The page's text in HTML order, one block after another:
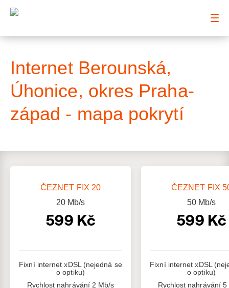
Internet Berounská,
Úhonice, okres Praha-
západ - mapa pokrytí
ČEZNET FIX 20
20Mb/s
599 Kč
Fixní internet xDSL (nejedná se
o optiku)
Rychlost nahrávání 2 Mb/s
ČEZNET FIX
50Mb/s
599 Kč
Fixní internet xDSL
o optiku)
Rychlost nahrávání 5
: Mapa pokrytí ulice